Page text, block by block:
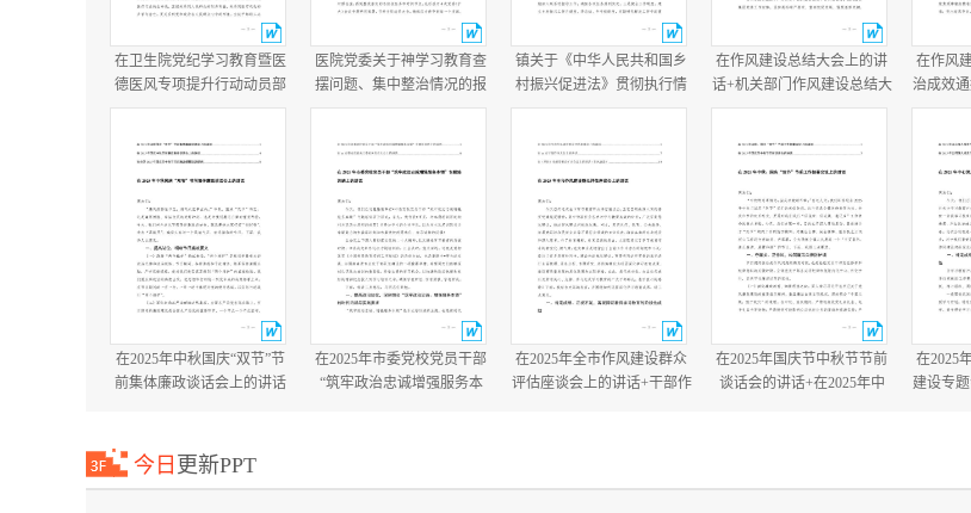
在卫生院党纪学习教育暨医
德医风专项提升行动动员部
署会上的讲话在医院医德医
署会议上的讲话.docx
医院党委关于神学习教育查
摆问题、集中整治情况的报
告+医院学习教育总结报
镇关于《中华人民共和国乡
村振兴促进法》贯彻执行情
况的报告+乡党委书记任职两
报告.docx
在作风建设总结大会上的讲
话+机关部门作风建设总结大
会主持词.docx
在作风
治成效
作风建
在2025年中秋国庆“双节”节
前集体廉政谈话会上的讲话
在2025年市委党校党员干部
“筑牢政治忠诚增强服务本
在2025年全市作风建设群众
评估座谈会上的讲话+干部作
在2025年国庆节中秋节节前
谈话会的讲话+在2025年中
在2025
建设专
今日 更新PPT